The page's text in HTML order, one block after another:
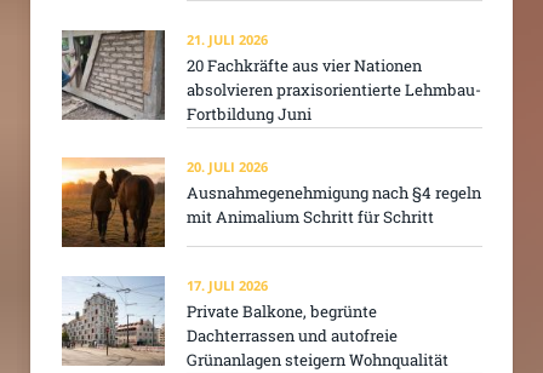
21. JULI 2026
20 Fachkräfte aus vier Nationen
absolvieren praxisorientierte Lehmbau-
Fortbildung Juni
20. JULI 2026
Ausnahmegenehmigung nach §4 regeln
mit Animalium Schritt für Schritt
17. JULI 2026
Private Balkone, begrünte
Dachterrassen und autofreie
Grünanlagen steigern Wohnqualität